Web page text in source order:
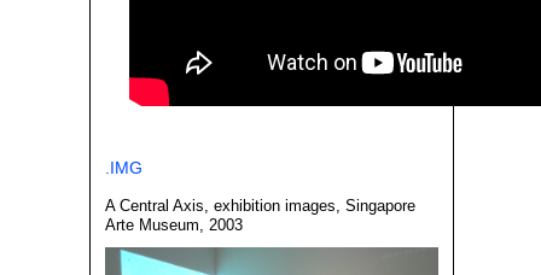
.IMG
A Central Axis, exhibition images, Singapore
Arte Museum, 2003